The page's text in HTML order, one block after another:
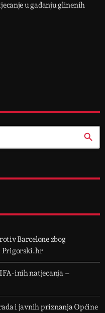
u gađanju glinenih
search
Barcelone zbog
Prigorski.hr
inih natjecanja –
i javnih priznanja Općine